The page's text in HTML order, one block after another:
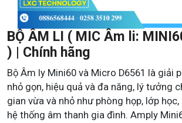
BỘ ÂM LI ( MIC Âm li:
) | Chính hãng
Bộ Âm ly Mini60 và Micro D6561 là giải
nhỏ gọn, hiệu quả và đa năng, lý tưởng
gian vừa và nhỏ như phòng họp, lớp
hệ thống âm thanh gia đình. Amply